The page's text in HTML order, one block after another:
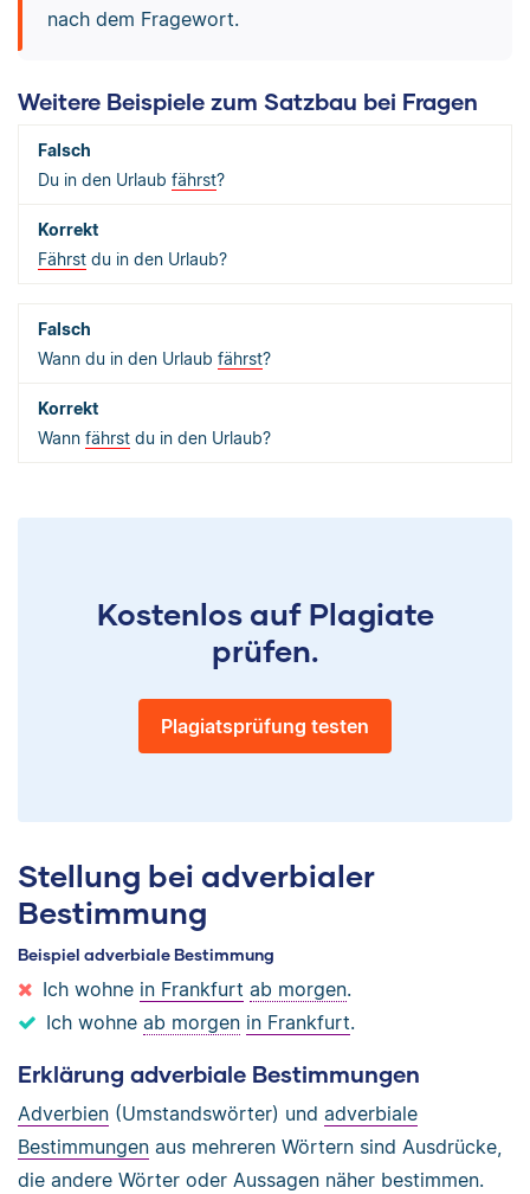
nach dem Fragewort.
Weitere Beispiele zum Satzbau bei Fragen
Du in den Urlaub fährst?
Fährst du in den Urlaub?
Wann du in den Urlaub fährst?
Wann fährst du in den Urlaub?
Kostenlos auf Plagiate
prüfen.
Plagiatsprüfung testen
Stellung bei adverbialer
Bestimmung
Beispiel adverbiale Bestimmung
Ich wohne in Frankfurt ab morgen.
Ich wohne ab morgen in Frankfurt.
Erklärung adverbiale Bestimmungen
Adverbien (Umstandswörter) und adverbiale
Bestimmungen aus mehreren Wörtern sind Ausdrücke,
die andere Wörter oder Aussagen näher bestimmen.